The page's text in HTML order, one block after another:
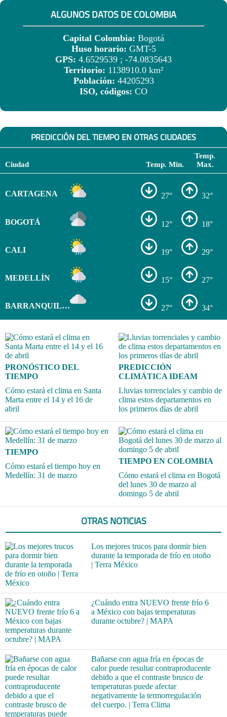
ALGUNOS DATOS DE COLOMBIA
Capital Colombia: Bogotá
Huso horario: GMT-5
GPS: 4.6529539 ; -74.0835643
Territorio: 1138910.0 km²
Población: 44205293
ISO, códigos: CO
PREDICCIÓN DEL TIEMPO EN OTRAS CIUDADES
Ciudad Temp. Min.
Temp.
Max.
CARTAGENA 27° 32°
BOGOTÁ 12° 18°
CALI 19° 29°
MEDELLÍN 15° 27°
BARRANQUILLA 27° 34°
PRONÓSTICO DEL
TIEMPO
Cómo estará el clima en Santa
Marta entre el 14 y el 16 de
abril
PREDICCIÓN
CLIMÁTICA IDEAM
Lluvias torrenciales y cambio de
clima estos departamentos en
los primeros días de abril
TIEMPO
Cómo estará el tiempo hoy en
Medellín: 31 de marzo
TIEMPO EN COLOMBIA
Cómo estará el clima en Bogotá
del lunes 30 de marzo al
domingo 5 de abril
OTRAS NOTICIAS
Los mejores trucos para dormir bien
durante la temporada de frío en otoño
| Terra México
¿Cuándo entra NUEVO frente frío 6
a México con bajas temperaturas
durante octubre? | MAPA
Bañarse con agua fría en épocas de
calor puede resultar contraproducente
debido a que el contraste brusco de
temperaturas puede afectar
negativamente la termorregulación
del cuerpo. | Terra Clima